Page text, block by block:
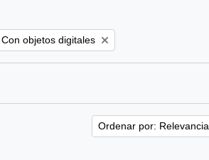
Remove filter:
Con objetos digitales
Ordenar por: Relevancia